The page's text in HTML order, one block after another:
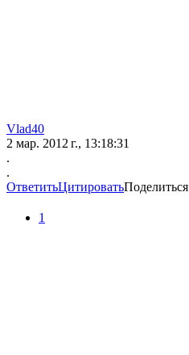
Vlad40
2 мар. 2012 г., 13:18:31
.
.
ОтветитьЦитироватьПоделиться
1